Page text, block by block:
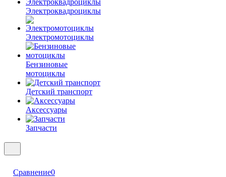
Электроквадроциклы
Электромотоциклы
Бензиновые
мотоциклы
Детский транспорт
Аксессуары
Запчасти
Сравнение0